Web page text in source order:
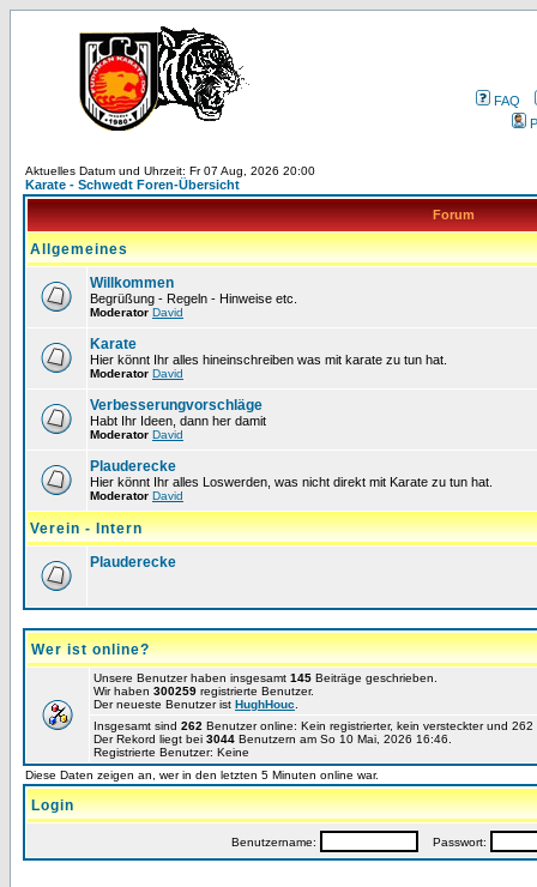
FAQ
Aktuelles Datum und Uhrzeit: Fr 07 Aug, 2026 20:00
Karate - Schwedt Foren-Übersicht
Forum
Allgemeines
Willkommen
Begrüßung - Regeln - Hinweise etc.
Moderator David
Karate
Hier könnt Ihr alles hineinschreiben was mit karate zu tun hat.
Moderator David
Verbesserungvorschläge
Habt Ihr Ideen, dann her damit
Moderator David
Plauderecke
Hier könnt Ihr alles Loswerden, was nicht direkt mit Karate zu tun hat.
Moderator David
Verein - Intern
Plauderecke
Wer ist online?
Unsere Benutzer haben insgesamt 145 Beiträge geschrieben.
Wir haben 300259 registrierte Benutzer.
Der neueste Benutzer ist HughHouc
Insgesamt sind 262 Benutzer online: Kein registrierter, kein versteckter und
Der Rekord liegt bei 3044 Benutzern am So 10 Mai, 2026 16:46.
Registrierte Benutzer: Keine
Diese Daten zeigen an, wer in den letzten 5 Minuten online war.
Login
Benutzername: Passwort: